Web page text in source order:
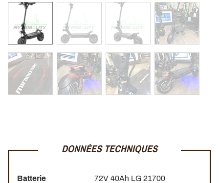
DONNÉES TECHNIQUES
Batterie
72V 40Ah LG 21700